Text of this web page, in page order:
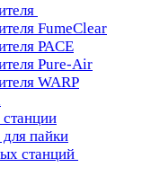
FumeClear
PACE
Pure-Air
WARP
пайки
станций